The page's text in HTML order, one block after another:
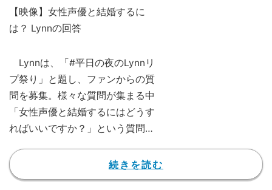
【映像】女性声優と結婚するに
は？ Lynnの回答
Lynnは、「#平日の夜のLynnリ
プ祭り」と題し、ファンからの質
問を募集。様々な質問が集まる中
「女性声優と結婚するにはどうす
ればいいですか？」という質問に
婚したいんですかね？職業でしか
見てないのかな？」とバッサリと
続きを読む